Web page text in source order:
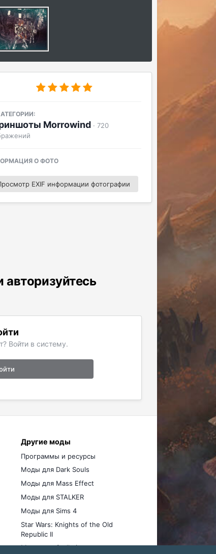
Morrowind · 720
О ФОТО
EXIF информации фотографии
Войти в систему.
Другие моды
Программы и ресурсы
Моды для Dark Souls
Моды для Mass Effect
Моды для STALKER
Моды для Sims 4
Star Wars: Knights of the Old
Republic II
Моды для Stellaris